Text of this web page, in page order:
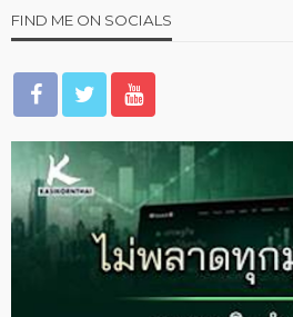
FIND ME ON SOCIALS